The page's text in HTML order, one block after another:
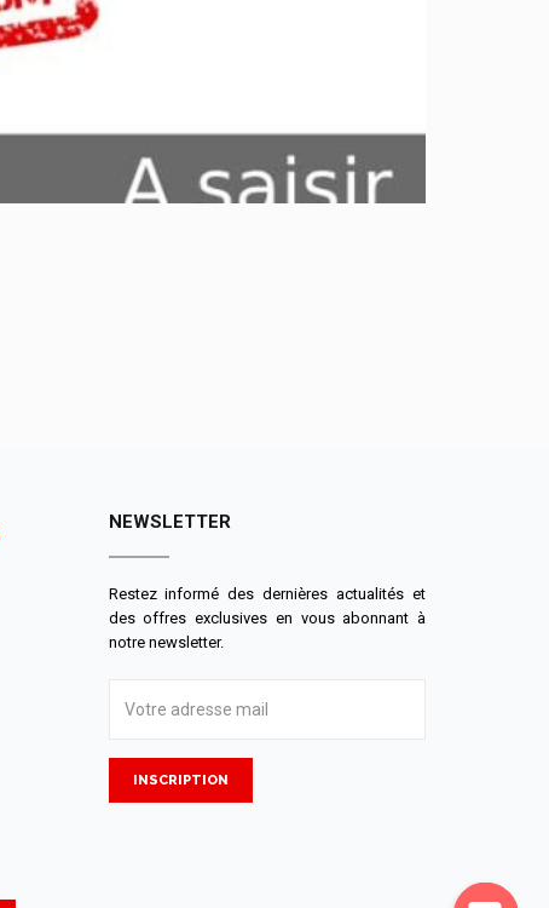
NEWSLETTER
Restez informé des dernières actualités et
des offres exclusives en vous abonnant à
notre newsletter.
INSCRIPTION